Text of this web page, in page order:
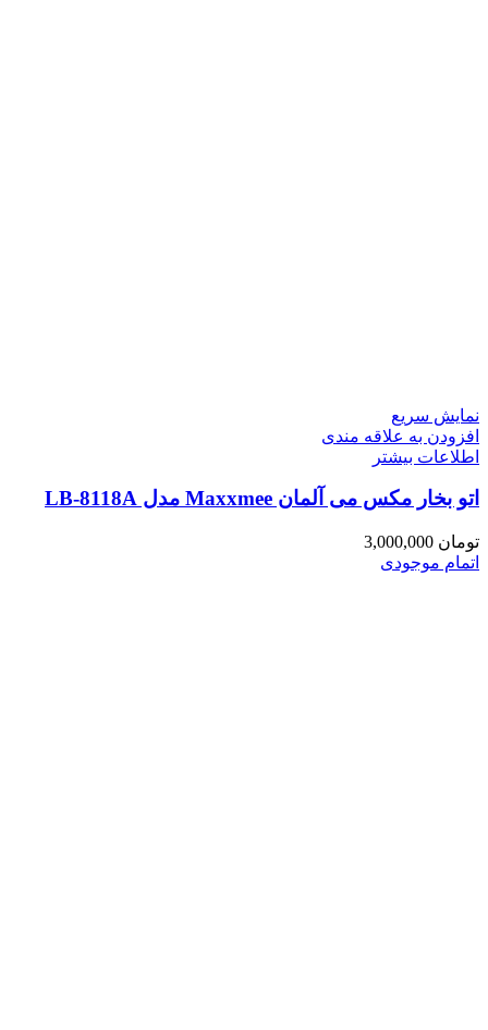
نمایش سریع
افزودن به علاقه مندی
اطلاعات بیشتر
اتو بخار مکس می آلمان Maxxmee مدل LB-8118A
تومان
اتمام موجودی